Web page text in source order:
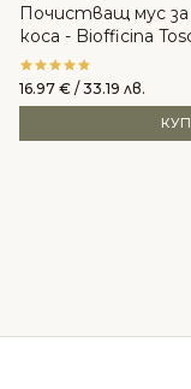
Почистващ мус
коса - Biofficina
16.97 € / 33.19 лв.